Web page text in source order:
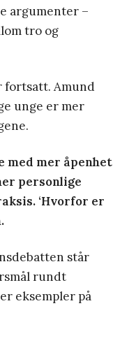
argumenter –
tro og
fortsatt. Amund
unge er mer
med mer åpenhet
personlige
‘Hvorfor er
står
rundt
eksempler på